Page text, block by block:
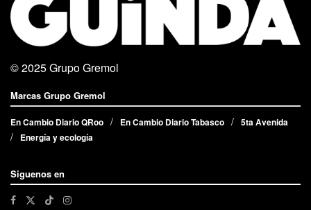
© 2025Grupo Gremol
Marcas Grupo Gremol
En Cambio Diario QRoo En Cambio Diario Tabasco
5ta Avenida
Energía y ecología
Siguenos en